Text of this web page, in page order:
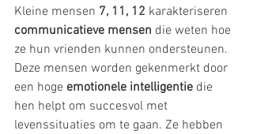
Kleine mensen 7, 11, 12 karakteriseren
communicatieve mensen die weten hoe
ze hun vrienden kunnen ondersteunen.
Deze mensen worden gekenmerkt door
een hoge emotionele intelligentie die
hen helpt om succesvol met
levenssituaties om te gaan. Ze hebben